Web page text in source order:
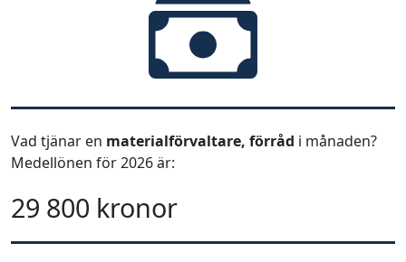
Vad tjänar en materialförvaltare, förråd i månaden?
Medellönen för 2026 är:
29 800 kronor